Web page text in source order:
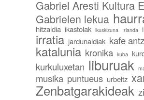
Gabriel Aresti Kultura
Gabrielen lekua
hitzaldia ikastolak ikuskizuna Irlanda
irratia jardunaldiak kafe
katalunia kronika kuba
kurkuluxetan liburuak
musika puntueus urbeltz
Zenbatgarakideak